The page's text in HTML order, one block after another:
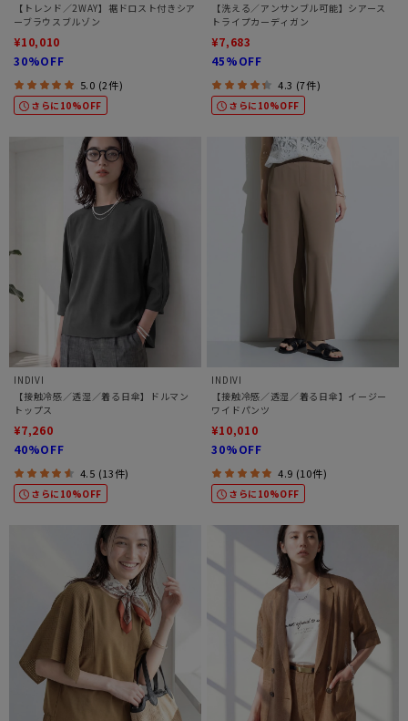
【トレンド／2WAY】裾ドロスト付きシア
ーブラウスブルゾン
¥10,010
30%OFF
5.0 (2件)
さらに10%OFF
【洗える／アンサンブル可能】シアース
トライプカーディガン
¥7,683
45%OFF
4.3 (7件)
さらに10%OFF
INDIVI
【接触冷感／透湿／着る日傘】ドルマン
トップス
¥7,260
40%OFF
4.5 (13件)
さらに10%OFF
INDIVI
【接触冷感／透湿／着る日傘】イージー
ワイドパンツ
¥10,010
30%OFF
4.9 (10件)
さらに10%OFF